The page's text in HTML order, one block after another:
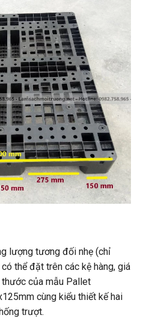
lượng tương đối nhẹ (chỉ
thể đặt trên các kệ hàng, giá
của mẫu Pallet
cùng kiểu thiết kế hai
trượt.